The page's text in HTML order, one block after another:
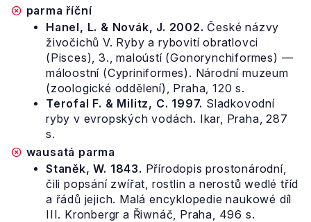
parma říční
Hanel, L. & Novák, J. 2002. České názvy
živočichů V. Ryby a rybovití obratlovci
(Pisces), 3., maloústí (Gonorynchiformes) —
máloostní (Cypriniformes). Národní muzeum
(zoologické oddělení), Praha, 120 s.
Terofal F. & Militz, C. 1997. Sladkovodní
ryby v evropských vodách. Ikar, Praha, 287
s.
wausatá parma
Staněk, W. 1843. Přírodopis prostonárodní,
čili popsání zwířat, rostlin a nerostů wedlé tříd
a řádů jejich. Malá encyklopedie naukowé díl
III. Kronbergr a Řiwnáč, Praha, 496 s.